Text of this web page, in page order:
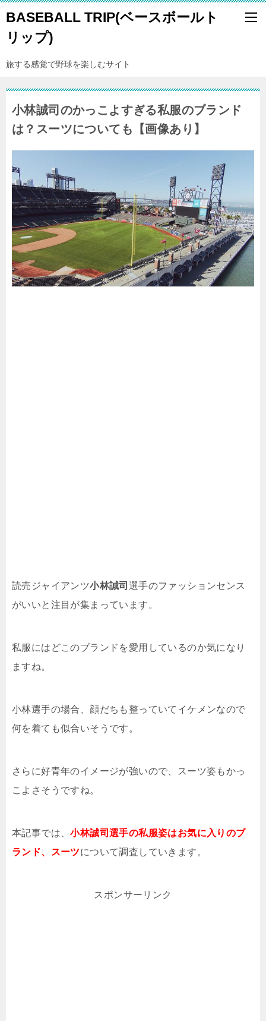
BASEBALL TRIP(ベースボールト
リップ)
旅する感覚で野球を楽しむサイト
小林誠司のかっこよすぎる私服のブランド
は？スーツについても【画像あり】
読売ジャイアンツ小林誠司 選手のファッションセンス
がいいと注目が集まっています。
私服にはどこのブランドを愛用しているのか気になり
ますね。
小林選手の場合、顔だちも整っていてイケメンなので
何を着ても似合いそうです。
さらに好青年のイメージが強いので、スーツ姿もかっ
こよさそうですね。
本記事では、小林誠司選手の私服姿はお気に入りのブ
ランド、スーツについて調査していきます。
スポンサーリンク